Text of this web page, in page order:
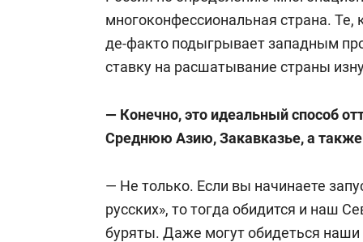
многоконфессиональная страна. Те,
де-факто подыгрывает западным
ставку на расшатывание страны
— Конечно, это идеальный способ
Среднюю Азию, Закавказье, а также
— Не только. Если вы начинаете
русских», то тогда обидится и наш
буряты. Даже могут обидеться наши